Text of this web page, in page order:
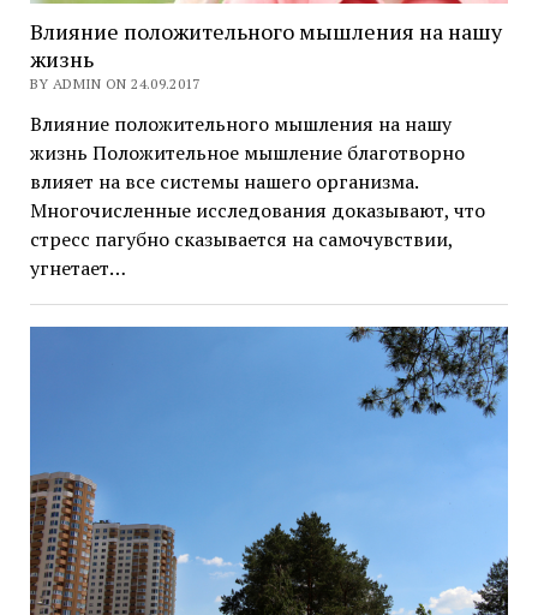
Влияние положительного мышления на нашу
жизнь
BY ADMIN ON 24.09.2017
Влияние положительного мышления на нашу
жизнь Положительное мышление благотворно
влияет на все системы нашего организма.
Многочисленные исследования доказывают, что
стресс пагубно сказывается на самочувствии,
угнетает…